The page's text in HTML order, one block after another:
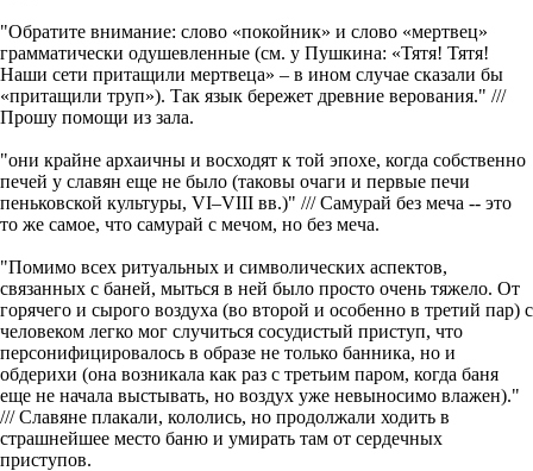
"Обратите внимание: слово «покойник» и слово «мертвец»
грамматически одушевленные (см. у Пушкина: «Тятя! Тятя!
Наши сети притащили мертвеца» – в ином случае сказали бы
«притащили труп»). Так язык бережет древние верования." ///
Прошу помощи из зала.
"они крайне архаичны и восходят к той эпохе, когда собственно
печей у славян еще не было (таковы очаги и первые печи
пеньковской культуры, VI–VIII вв.)" /// Самурай без меча -- это
то же самое, что самурай с мечом, но без меча.
"Помимо всех ритуальных и символических аспектов,
связанных с баней, мыться в ней было просто очень тяжело. От
горячего и сырого воздуха (во второй и особенно в третий пар) с
человеком легко мог случиться сосудистый приступ, что
персонифицировалось в образе не только банника, но и
обдерихи (она возникала как раз с третьим паром, когда баня
еще не начала выстывать, но воздух уже невыносимо влажен)."
/// Славяне плакали, кололись, но продолжали ходить в
страшнейшее место баню и умирать там от сердечных
приступов.